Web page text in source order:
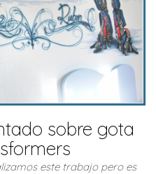
sobre gota
este trabajo pero es